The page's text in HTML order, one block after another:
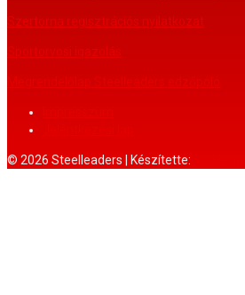
Szertorna regisztrációs nyilatkozat
Sportorvosi igazolás
© 2026 Steelleaders | Készítette: